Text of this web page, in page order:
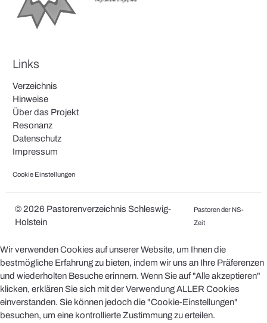
Links
Verzeichnis
Hinweise
Über das Projekt
Resonanz
Datenschutz
Impressum
Cookie Einstellungen
© 2026 Pastorenverzeichnis Schleswig-
Holstein
Pastoren der NS-
Zeit
Wir verwenden Cookies auf unserer Website, um Ihnen die
bestmögliche Erfahrung zu bieten, indem wir uns an Ihre Präferenzen
und wiederholten Besuche erinnern. Wenn Sie auf "Alle akzeptieren"
klicken, erklären Sie sich mit der Verwendung ALLER Cookies
einverstanden. Sie können jedoch die "Cookie-Einstellungen"
besuchen, um eine kontrollierte Zustimmung zu erteilen.